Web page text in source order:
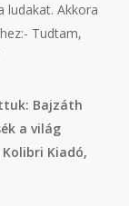
ludakat. Akkora
Tudtam,
Bajzáth
a világ
Kiadó,